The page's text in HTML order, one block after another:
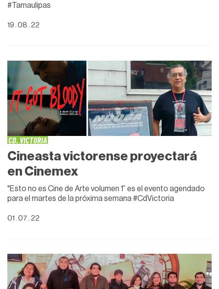
#Tamaulipas
19 . 08 . 22
CD. VICTORIA
Cineasta victorense proyectará
en Cinemex
"Esto no es Cine de Arte volumen 1” es el evento agendado
para el martes de la próxima semana #CdVictoria
01 . 07 . 22